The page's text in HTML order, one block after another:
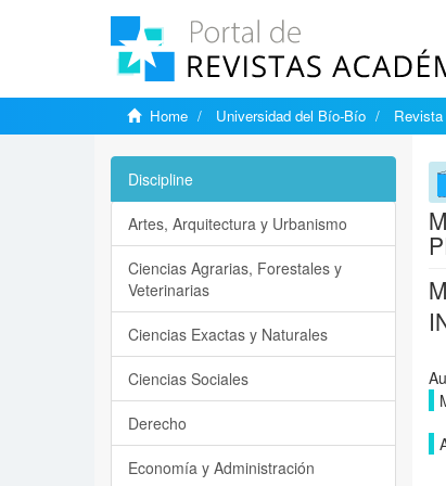
Home Universidad del Bío-Bío
Discipline
Artes, Arquitectura y Urbanismo
Ciencias Agrarias, Forestales y
Veterinarias
Ciencias Exactas y Naturales
Ciencias Sociales
Derecho
Economía y Administración